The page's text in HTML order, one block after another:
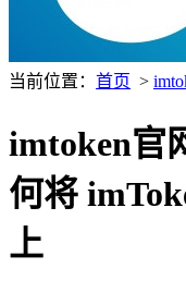
当前位置： 首页 >
imtoken官
何将
上